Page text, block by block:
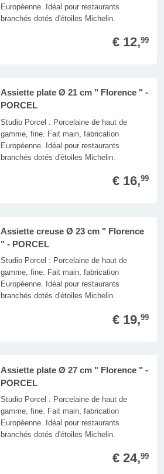
Européenne. Idéal pour restaurants
branchés dotés d'étoiles Michelin.
€ 12,99
Assiette plate Ø 21 cm " Florence " -
PORCEL
Studio Porcel : Porcelaine de haut de
gamme, fine. Fait main, fabrication
Européenne. Idéal pour restaurants
branchés dotés d'étoiles Michelin.
€ 16,99
Assiette creuse Ø 23 cm " Florence
" - PORCEL
Studio Porcel : Porcelaine de haut de
gamme, fine. Fait main, fabrication
Européenne. Idéal pour restaurants
branchés dotés d'étoiles Michelin.
€ 19,99
Assiette plate Ø 27 cm " Florence " -
PORCEL
Studio Porcel : Porcelaine de haut de
gamme, fine. Fait main, fabrication
Européenne. Idéal pour restaurants
branchés dotés d'étoiles Michelin.
€ 24,99